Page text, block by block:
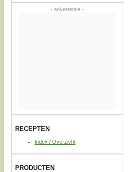
- advertentie -
RECEPTEN
Index / Overzicht
PRODUCTEN